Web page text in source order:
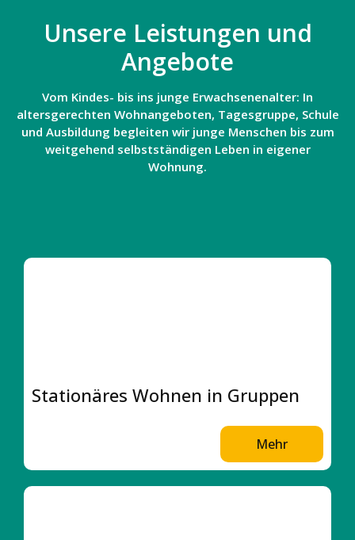
Fort
bildu
Spe
nde
n
Unsere Leistungen und
Angebote
Vom Kindes- bis ins junge Erwachsenenalter: In
altersgerechten Wohnangeboten, Tagesgruppe, Schule
und Ausbildung begleiten wir junge Menschen bis zum
weitgehend selbstständigen Leben in eigener
Wohnung.
Stationäres Wohnen in Gruppen
Mehr